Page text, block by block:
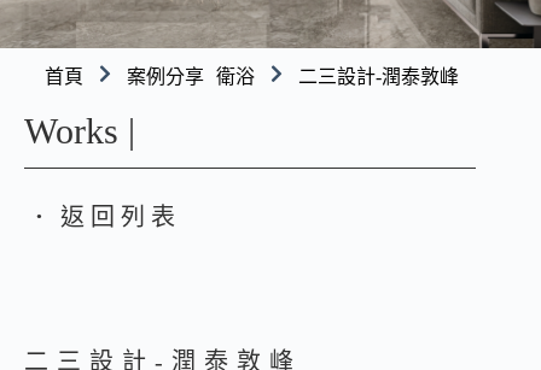
首頁 案例分享 衛浴 二三設計-潤泰敦峰
Works |
● 返回列表
二三設計-潤泰敦峰